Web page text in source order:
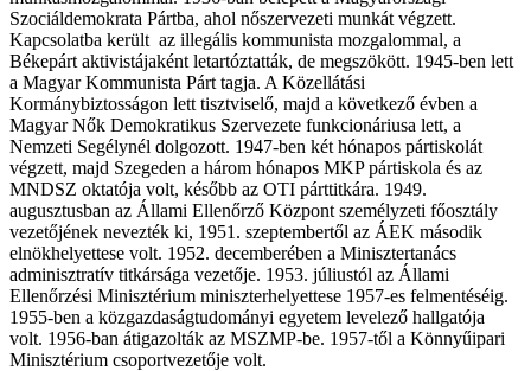
Szociáldemokrata Pártba, ahol nőszervezeti munkát végzett.
Kapcsolatba került az illegális kommunista mozgalommal, a
Békepárt aktivistájaként letartóztatták, de megszökött. 1945-ben lett
a Magyar Kommunista Párt tagja. A Közellátási
Kormánybiztosságon lett tisztviselő, majd a következő évben a
Magyar Nők Demokratikus Szervezete funkcionáriusa lett, a
Nemzeti Segélynél dolgozott. 1947-ben két hónapos pártiskolát
végzett, majd Szegeden a három hónapos MKP pártiskola és az
MNDSZ oktatója volt, később az OTI párttitkára. 1949.
augusztusban az Állami Ellenőrző Központ személyzeti főosztály
vezetőjének nevezték ki, 1951. szeptembertől az ÁEK második
elnökhelyettese volt. 1952. decemberében a Minisztertanács
adminisztratív titkársága vezetője. 1953. júliustól az Állami
Ellenőrzési Minisztérium miniszterhelyettese 1957-es felmentéséig.
1955-ben a közgazdaságtudományi egyetem levelező hallgatója
volt. 1956-ban átigazolták az MSZMP-be. 1957-től a Könnyűipari
Minisztérium csoportvezetője volt.